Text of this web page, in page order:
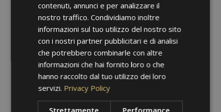
contenuti, annunci e per analizzare il
nostro traffico. Condividiamo inoltre
informazioni sul tuo utilizzo del nostro sito
con i nostri partner pubblicitari e di analisi
che potrebbero combinarle con altre
informazioni che hai fornito loro o che
hanno raccolto dal tuo utilizzo dei loro
servizi. Privacy Policy
Strettamente Performance